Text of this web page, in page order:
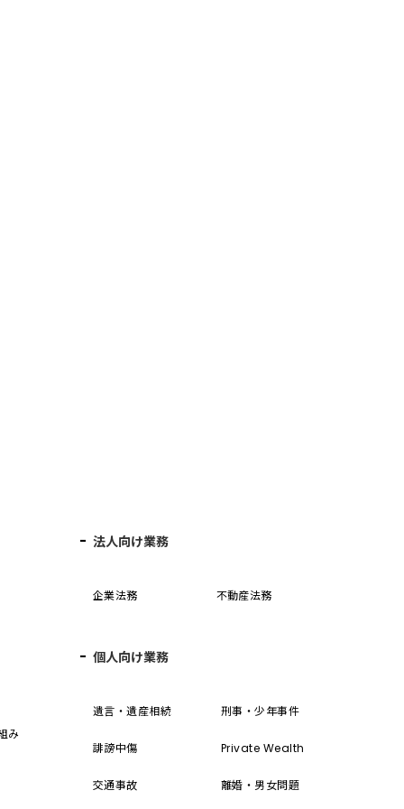
み
法人向け業務
企業法務 不動産法務
個人向け業務
遺言・遺産相続 刑事・少年事件
誹謗中傷 Private Wealth
交通事故 離婚・男女問題